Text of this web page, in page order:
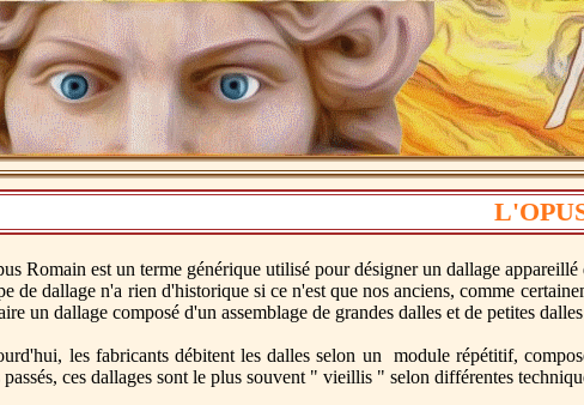
Romain est un terme générique utilisé pour désigner un dallage appareillé
de dallage n'a rien d'historique si ce n'est que nos anciens, comme
un dallage composé d'un assemblage de grandes dalles et de petites
les fabricants débitent les dalles selon un module répétitif,
passés, ces dallages sont le plus souvent " vieillis " selon différentes